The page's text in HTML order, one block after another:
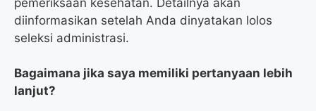
diinformasikan setelah Anda dinyatakan lolos
seleksi administrasi.
Bagaimana jika saya memiliki pertanyaan lebih
lanjut?